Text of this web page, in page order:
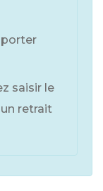
porter
saisir le
retrait